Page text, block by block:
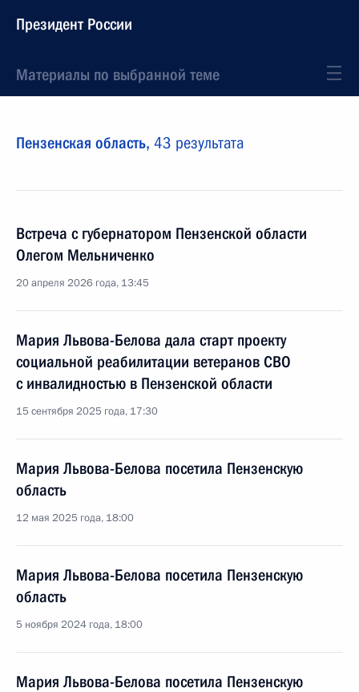
Президент России
Материалы по выбранной теме
Пензенская область, 43 результата
Встреча с губернатором Пензенской области
Олегом Мельниченко
20 апреля 2026 года, 13:45
Мария Львова-Белова дала старт проекту
социальной реабилитации ветеранов СВО
с инвалидностью в Пензенской области
15 сентября 2025 года, 17:30
Мария Львова-Белова посетила Пензенскую
область
12 мая 2025 года, 18:00
Мария Львова-Белова посетила Пензенскую
область
5 ноября 2024 года, 18:00
Мария Львова-Белова посетила Пензенскую